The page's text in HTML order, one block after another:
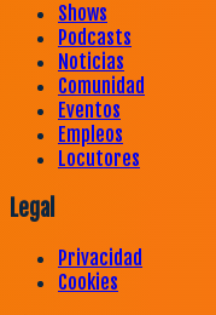
Shows
Podcasts
Noticias
Comunidad
Eventos
Empleos
Locutores
Legal
Privacidad
Cookies